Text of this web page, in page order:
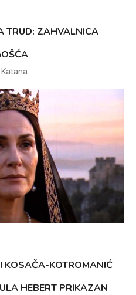
TRUD: ZAHVALNICA
KOSAČA-KOTROMANIĆ
HEBERT PRIKAZAN